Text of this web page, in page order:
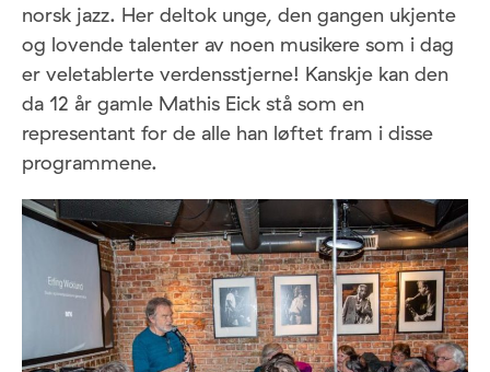
norsk jazz. Her deltok unge, den gangen ukjente
og lovende talenter av noen musikere som i dag
er veletablerte verdensstjerne! Kanskje kan den
da 12 år gamle Mathis Eick stå som en
representant for de alle han løftet fram i disse
programmene.